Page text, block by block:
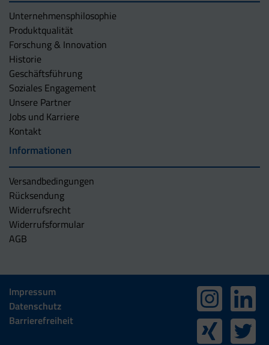
Unternehmens­philosophie
Produktqualität
Forschung & Innovation
Historie
Geschäftsführung
Soziales Engagement
Unsere Partner
Jobs und Karriere
Kontakt
Informationen
Versandbedingungen
Rücksendung
Widerrufsrecht
Widerrufsformular
AGB
Impressum
Datenschutz
Barrierefreiheit